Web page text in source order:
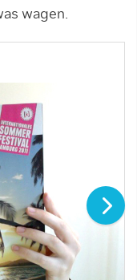
wagen.